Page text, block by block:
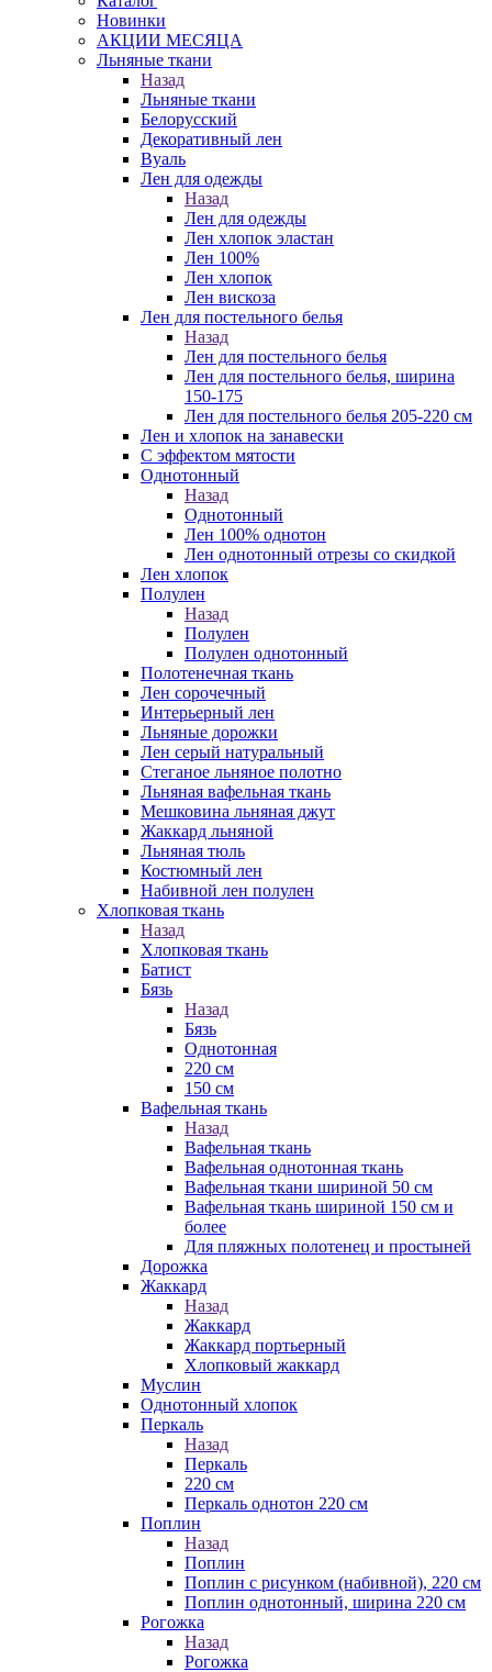
Новинки
АКЦИИ МЕСЯЦА
Льняные ткани
Назад
Льняные ткани
Белорусский
Декоративный лен
Вуаль
Лен для одежды
Назад
Лен для одежды
Лен хлопок эластан
Лен 100%
Лен хлопок
Лен вискоза
Лен для постельного белья
Назад
Лен для постельного белья
Лен для постельного белья, ширина
150-175
Лен для постельного белья 205-220 см
Лен и хлопок на занавески
С эффектом мятости
Однотонный
Назад
Однотонный
Лен 100% однотон
Лен однотонный отрезы со скидкой
Лен хлопок
Полулен
Назад
Полулен
Полулен однотонный
Полотенечная ткань
Лен сорочечный
Интерьерный лен
Льняные дорожки
Лен серый натуральный
Стеганое льняное полотно
Льняная вафельная ткань
Мешковина льняная джут
Жаккард льняной
Льняная тюль
Костюмный лен
Набивной лен полулен
Хлопковая ткань
Назад
Хлопковая ткань
Батист
Бязь
Назад
Бязь
Однотонная
220 см
150 см
Вафельная ткань
Назад
Вафельная ткань
Вафельная однотонная ткань
Вафельная ткани шириной 50 см
Вафельная ткань шириной 150 см и
более
Для пляжных полотенец и простыней
Дорожка
Жаккард
Назад
Жаккард
Жаккард портьерный
Хлопковый жаккард
Муслин
Однотонный хлопок
Перкаль
Назад
Перкаль
220 см
Перкаль однотон 220 см
Поплин
Назад
Поплин
Поплин с рисунком (набивной), 220 см
Поплин однотонный, ширина 220 см
Рогожка
Назад
Рогожка